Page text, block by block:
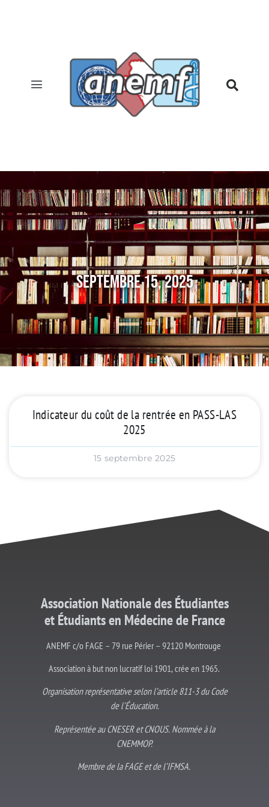
Septembre 15, 2025
Indicateur du coût de la rentrée en PASS-LAS
2025
15 septembre 2025
Association Nationale des Étudiantes
etÉtudiantsen Médecine de France
ANEMF c/o FAGE – 79 rue Périer – 92120 Montrouge
Association à but non lucratif loi 1901, crée en 1965.
Organisation représentative selon l’article 811-3 du Code
de l’Éducation.
Représentée au CNESER et CNOUS. Nommée à la
CNEMMOP.
Membre de la FAGE et de l’IFMSA.